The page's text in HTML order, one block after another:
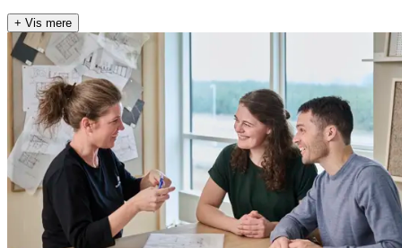
+ Vis mere